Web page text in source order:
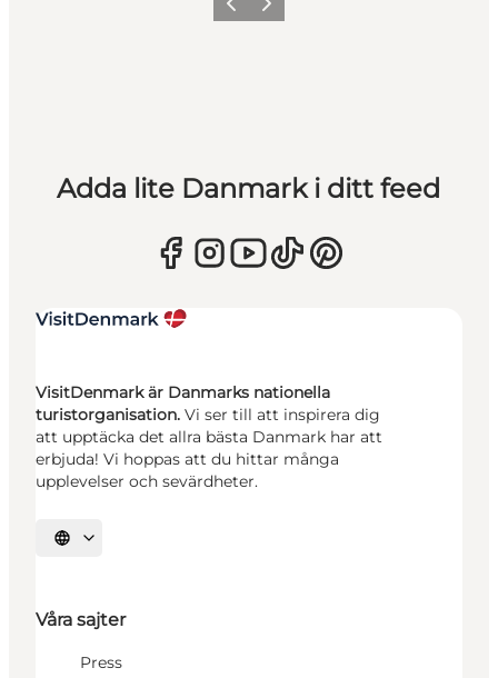
Föregående
Nästa
Adda lite Danmark i ditt feed
VisitDenmark är Danmarks nationella
turistorganisation. Vi ser till att inspirera dig
att upptäcka det allra bästa Danmark har att
erbjuda! Vi hoppas att du hittar många
upplevelser och sevärdheter.
Välj språk
Våra sajter
Press